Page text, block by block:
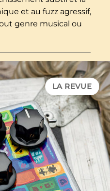
et au fuzz agressif,
genre musical ou
LA REVUE